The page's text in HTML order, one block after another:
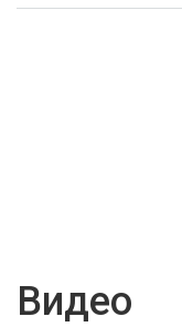
Видео